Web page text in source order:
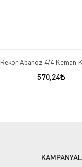
Rekor Abanoz 4/4 Keman
570,24